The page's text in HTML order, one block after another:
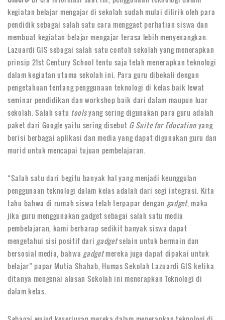
kegiatan belajar mengajar di sekolah sudah mulai dilirik oleh para
pendidik sebagai salah satu cara menggaet perhatian siswa dan
membuat kegiatan belajar mengajar terasa lebih menyenangkan.
Lazuardi GIS sebagai salah satu contoh sekolah yang menerapkan
prinsip 21st Century School tentu saja telah menerapkan teknologi
dalam kegiatan utama sekolah ini. Para guru dibekali dengan
pengetahuan tentang penggunaan teknologi di kelas baik lewat
seminar pendidikan dan workshop baik dari dalam maupun luar
sekolah. Salah satu toolsyang sering digunakan para guru adalah
paket dari Google yaitu sering disebut G Suite for Educationyang
berisi berbagai aplikasi dan media yang dapat digunakan guru dan
murid untuk mencapai tujuan pembelajaran.
“Salah satu dari begitu banyak hal yang menjadi keunggulan
penggunaan teknologi dalam kelas adalah dari segi integrasi. Kita
tahu bahwa di rumah siswa telah terpapar dengan gadget, maka
jika guru menggunakan gadget sebagai salah satu media
pembelajaran, kami berharap sedikit banyak siswa dapat
mengetahui sisi positif dari gadgetselain untuk bermain dan
bersosial media, bahwa gadgetmereka juga dapat dipakai untuk
belajar” papar Mutia Shahab, Humas Sekolah Lazuardi GIS ketika
ditanya mengenai alasan Sekolah ini menerapkan Teknologi di
dalam kelas.